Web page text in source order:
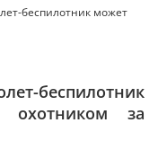
беспилотник может
беспилотник
охотником за